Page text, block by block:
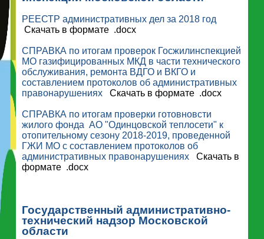
РЕЕСТР административных дел за 2018 год
Скачать в формате .docx
СПРАВКА по итогам проверок Госжилинспекцией
МО газифицированных МКД в части технического
обслуживания, ремонта ВДГО и ВКГО и
составлением протоколов об административных
правонарушениях Скачать в формате .docx
СПРАВКА по итогам проверки готовновсти
жилого фонда АО "Одинцовской теплосети" к
отопительному сезону 2018-2019, проведенной
ГЖИ МО с составлением протоколов об
административных правонарушениях Скачать в
формате .docx
Государственный административно-
технический надзор Московской
области